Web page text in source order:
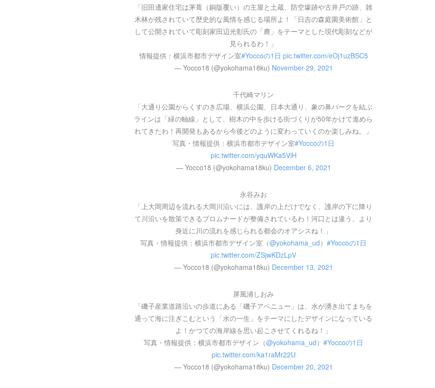
「旧田邊家住宅は茅葺（銅版覆い）の主屋と土蔵、防空壕跡や古井戸の跡、雑
木林が残されていて歴史的な風情を感じる場所よ！「日吉の森庭園美術館」と
して公開されていて彫刻家田辺光彰氏の「農」をテーマとした現代彫刻などが
見られるわ！」
情報提供：横浜市都市デザイン室#Yoccoの1日 pic.twitter.com/eOj1uzBSC5
— Yocco18 (@yokohama18ku) November 29, 2021
千代崎マリン
「大通り公園からくすのき広場、横浜公園、日本大通り、象の鼻パークを結ぶ
ラインは「緑の軸線」として、樹木の中を歩ける街づくりが50年かけて進めら
れてきたわ！再開発もあるから今後どのように変わっていくのか楽しみね。」
写真・情報提供：横浜市都市デザイン室#Yoccoの1日
pic.twitter.com/yquWKa5ViH
— Yocco18 (@yokohama18ku) December 6, 2021
永谷みお
「上大岡周辺を流れる大岡川沿いには、護岸の上だけでなく、護岸の下に降り
て川沿いを散策できるプロムナードが整備されているわ！河口とは違う、より
身近に川の流れを感じられる都会のオアシスね！」
写真・情報提供：横浜市都市デザイン室（@yokohama_ud） #Yoccoの1日
pic.twitter.com/ZSjwKDzLpV
— Yocco18 (@yokohama18ku) December 13, 2021
屏風浦しおみ
「磯子産業道路沿いの歩道にある「磯子アベニュー」は、水が湧き出てまちを
通って海に注ぎこむという「水の一生」をテーマにしたデザインになっている
よ！かつての海岸線を思い起こさせてくれるね！」
写真・情報提供：横浜市都市デザイン（@yokohama_ud） #Yoccoの1日
pic.twitter.com/ka1raMr22U
— Yocco18 (@yokohama18ku) December 20, 2021